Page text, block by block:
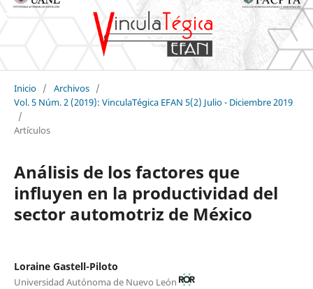
Inicio / Archivos /
Vol. 5 Núm. 2 (2019): VinculaTégica EFAN 5(2) Julio - Diciembre 2019
/
Artículos
Análisis de los factores que
influyen en la productividad del
sector automotriz de México
Loraine Gastell-Piloto
Universidad Autónoma de Nuevo León